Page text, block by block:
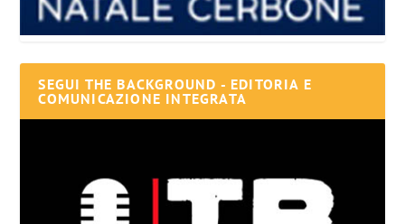
SEGUI THE BACKGROUND - EDITORIA E
COMUNICAZIONE INTEGRATA